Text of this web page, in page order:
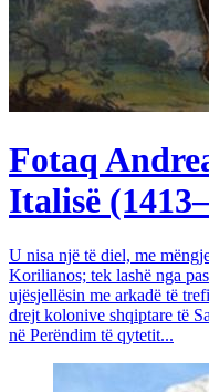
Fotaq
Italisë
U nisa një të diel, me
Korilianos; tek lashë nga
ujësjellësin me arkadë të
drejt kolonive shqiptare të
në Perëndim të qytetit...